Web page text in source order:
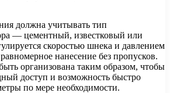
должна учитывать тип
— цементный, известковый или
скоростью шнека и давлением
нанесение без пропусков.
организована таким образом, чтобы
доступ и возможность быстро
по мере необходимости.